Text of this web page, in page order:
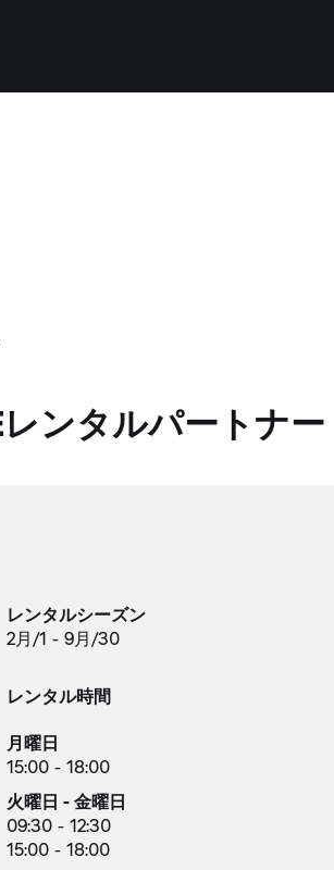
ンタルパートナー
レンタルシーズン
2月/1 - 9月/30
レンタル時間
月曜日
15:00 - 18:00
火曜日 - 金曜日
09:30 - 12:30
15:00 - 18:00